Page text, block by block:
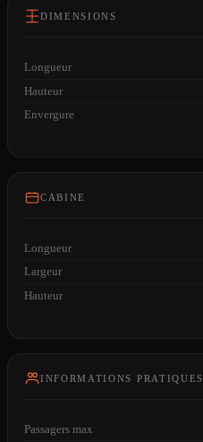
DIMENSIONS
Longueur
Hauteur
Envergure
CABINE
Longueur
Largeur
Hauteur
INFORMATIONS PRATIQUES
Passagers max